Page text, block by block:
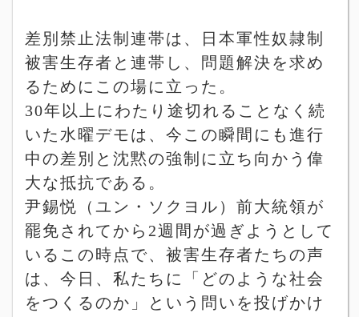
差別禁止法制連帯は、日本軍性奴隷制
被害生存者と連帯し、問題解決を求め
るためにこの場に立った。
30年以上にわたり途切れることなく続
いた水曜デモは、今この瞬間にも進行
中の差別と沈黙の強制に立ち向かう偉
大な抵抗である。
尹錫悦（ユン・ソクヨル）前大統領が
罷免されてから 2週間が過ぎようとして
いるこの時点で、被害生存者たちの声
は、今日、私たちに「どのような社会
をつくるのか」という問いを投げかけ